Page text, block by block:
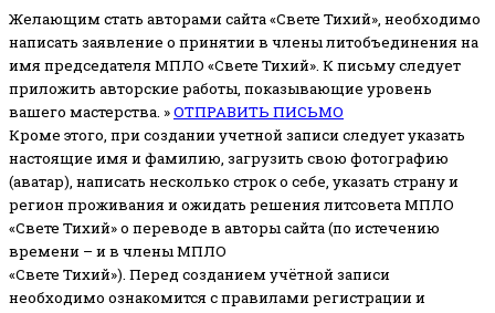
Желающим стать авторами сайта «Свете Тихий», необходимо
написать заявление о принятии в члены литобъединения на
имя председателя МПЛО «Свете Тихий». К письму следует
приложить авторские работы, показывающие уровень
вашего мастерства. »ОТПРАВИТЬ ПИСЬМО
Кроме этого, при создании учетной записи следует указать
настоящие имя и фамилию, загрузить свою фотографию
(аватар), написать несколько строк о себе, указать страну и
регион проживания и ожидать решения литсовета МПЛО
«Свете Тихий» о переводе в авторы сайта (по истечению
времени – и в члены МПЛО
«Свете Тихий»). Перед созданием учётной записи
необходимо ознакомится с правилами регистрации и